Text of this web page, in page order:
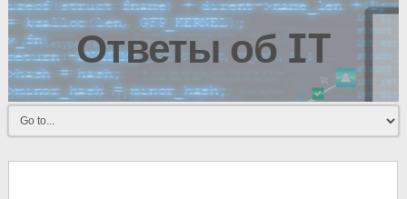
Ответы об IT